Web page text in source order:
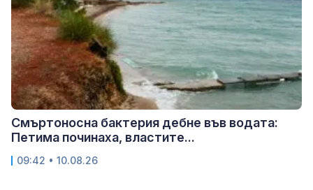
Смъртоносна бактерия дебне във водата:
Петима починаха, властите...
09:42 • 10.08.26